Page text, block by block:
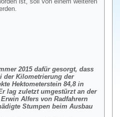
2015 dafür gesorgt, dass
der Kilometrierung der
Hektometerstein 84,8 in
lag zuletzt umgestürzt an der
Alfers von Radfahrern
Stumpen beim Ausbau